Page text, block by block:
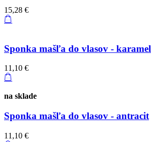
15,28 €
Sponka mašľa do vlasov - karamel
11,10 €
na sklade
Sponka mašľa do vlasov - antracit
11,10 €